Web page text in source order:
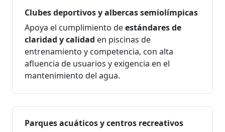
Clubes deportivos y albercas semiolímpicas
Apoya el cumplimiento deestándares de
claridad y calidad en piscinas de
entrenamiento y competencia, con alta
afluencia de usuarios y exigencia en el
mantenimiento del agua.
Parques acuáticos y centros recreativos